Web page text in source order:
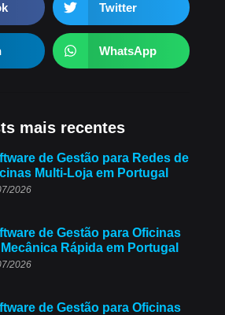
Twitter
WhatsApp
mais recentes
de Gestão para Redes de
Multi-Loja em Portugal
2026
de Gestão para Oficinas
Rápida em Portugal
2026
de Gestão para Oficinas